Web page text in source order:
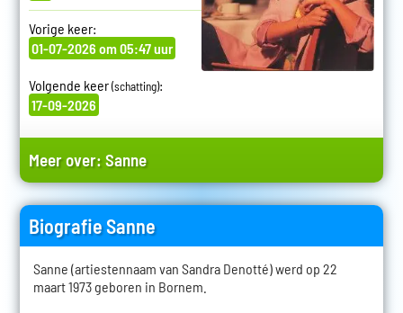
Vorige keer:
01-07-2026 om 05:47 uur
Volgende keer(schatting):
17-09-2026
Meer over:Sanne
Biografie Sanne
Sanne (artiestennaam van Sandra Denotté) werd op 22
maart 1973 geboren in Bornem.